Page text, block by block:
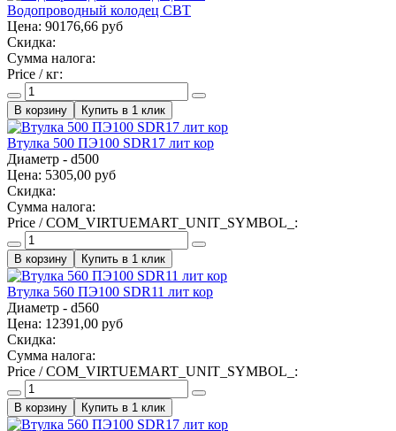
Водопроводный колодец СВТ
Цена: 90176,66 руб
Скидка:
Сумма налога:
Price / кг:
Купить в 1 клик
Втулка 500 ПЭ100 SDR17 лит кор
Диаметр - d500
Цена: 5305,00 руб
Скидка:
Сумма налога:
Price / COM_VIRTUEMART_UNIT_SYMBOL_:
Купить в 1 клик
Втулка 560 ПЭ100 SDR11 лит кор
Диаметр - d560
Цена: 12391,00 руб
Скидка:
Сумма налога:
Price / COM_VIRTUEMART_UNIT_SYMBOL_:
Купить в 1 клик